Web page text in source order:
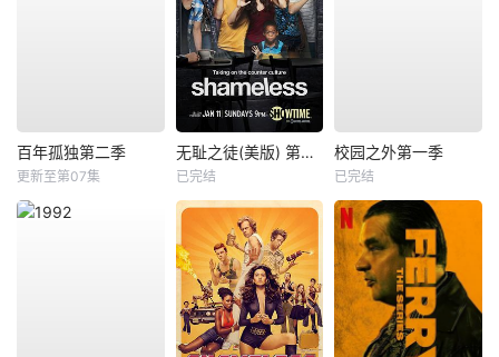
百年孤独第二季
更新至第07集
无耻之徒(美版) 第五季
已完结
校园之外第一季
已完结